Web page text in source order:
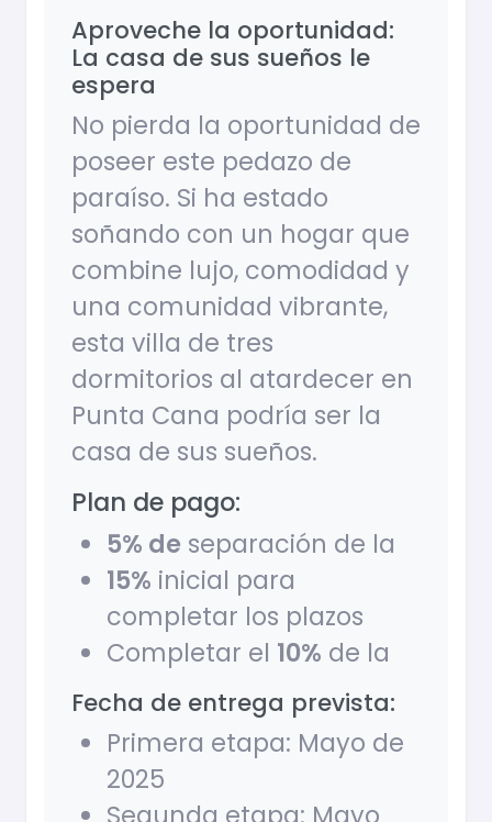
Aproveche la oportunidad:
La casa de sus sueños le
espera
No pierda la oportunidad de
poseer este pedazo de
paraíso. Si ha estado
soñando con un hogar que
combine lujo, comodidad y
una comunidad vibrante,
esta villa de tres
dormitorios al atardecer en
Punta Cana podría ser la
casa de sus sueños.
Plan de pago:
5% de separación de la
15% inicial para
completar los plazos
Completar el 10% de la
Fecha de entrega prevista:
Primera etapa: Mayo de
2025